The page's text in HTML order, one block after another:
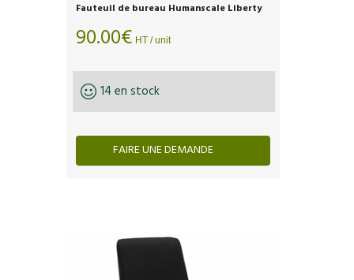
Fauteuil de bureau Humanscale Liberty
90.00€ HT / unit
14 en stock
FAIRE UNE DEMANDE